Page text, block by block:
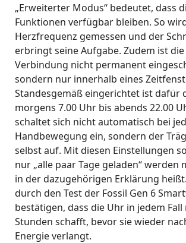
„Erweiterter Modus“ bedeutet, dass
Funktionen verfügbar bleiben. So
Herzfrequenz gemessen und der
erbringt seine Aufgabe. Zudem ist
Verbindung nicht permanent
sondern nur innerhalb eines
Standesgemäß eingerichtet ist dafür
morgens 7.00 Uhr bis abends 22.00
schaltet sich nicht automatisch bei
Handbewegung ein, sondern der
selbst auf. Mit diesen Einstellungen
nur „alle paar Tage geladen“ werden
in der dazugehörigen Erklärung
durch den Test der Fossil Gen 6
bestätigen, dass die Uhr in jedem Fall
Stunden schafft, bevor sie wieder
Energie verlangt.